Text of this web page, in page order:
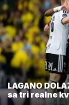
LAGANO
sa tri realne